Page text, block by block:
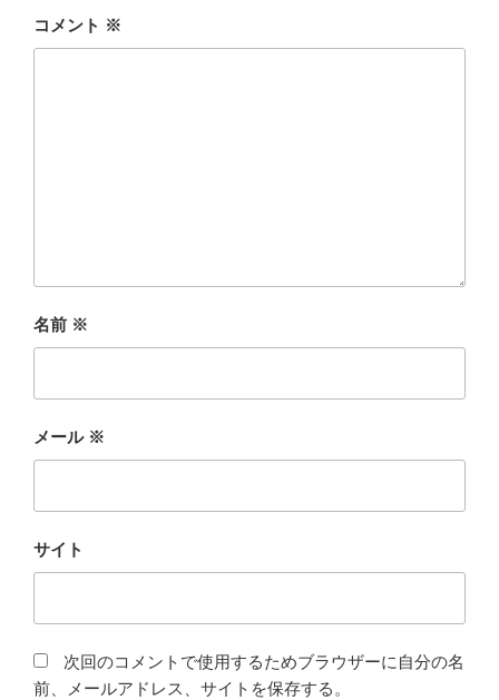
コメント ※
名前 ※
メール ※
サイト
次回のコメントで使用するためブラウザーに自分の名
前、メールアドレス、サイトを保存する。